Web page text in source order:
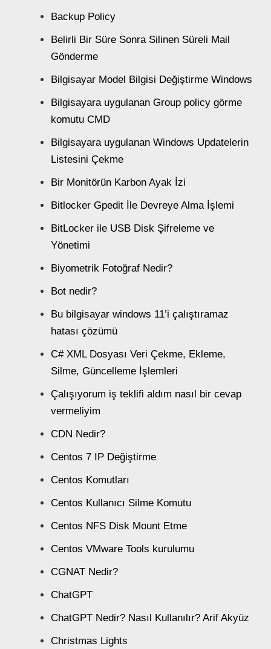
Backup Policy
Belirli Bir Süre Sonra Silinen Süreli Mail
Gönderme
Bilgisayar Model Bilgisi Değiştirme Windows
Bilgisayara uygulanan Group policy görme
komutu CMD
Bilgisayara uygulanan Windows Updatelerin
Listesini Çekme
Bir Monitörün Karbon Ayak İzi
Bitlocker Gpedit İle Devreye Alma İşlemi
BitLocker ile USB Disk Şifreleme ve
Yönetimi
Biyometrik Fotoğraf Nedir?
Bot nedir?
Bu bilgisayar windows 11’i çalıştıramaz
hatası çözümü
C# XML Dosyası Veri Çekme, Ekleme,
Silme, Güncelleme İşlemleri
Çalışıyorum iş teklifi aldım nasıl bir cevap
vermeliyim
CDN Nedir?
Centos 7 IP Değiştirme
Centos Komutları
Centos Kullanıcı Silme Komutu
Centos NFS Disk Mount Etme
Centos VMware Tools kurulumu
CGNAT Nedir?
ChatGPT
ChatGPT Nedir? Nasıl Kullanılır? Arif Akyüz
Christmas Lights